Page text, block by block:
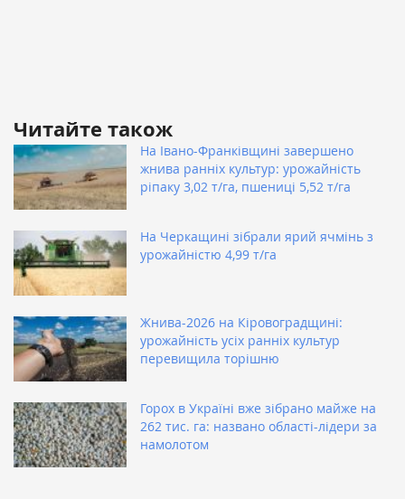
Читайте також
На Івано-Франківщині завершено
жнива ранніх культур: урожайність
ріпаку 3,02 т/га, пшениці 5,52 т/га
На Черкащині зібрали ярий ячмінь з
урожайністю 4,99 т/га
Жнива-2026 на Кіровоградщині:
урожайність усіх ранніх культур
перевищила торішню
Горох в Україні вже зібрано майже на
262 тис. га: названо області-лідери за
намолотом